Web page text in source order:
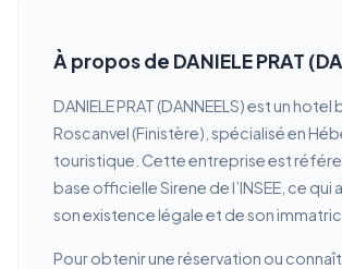
À propos de DANIELE PRAT
DANIELE PRAT (DANNEELS) est un hotel
Roscanvel (Finistère), spécialisé en
touristique. Cette entreprise est
base officielle Sirene de l’INSEE, ce
son existence légale et de son
Pour obtenir une réservation ou